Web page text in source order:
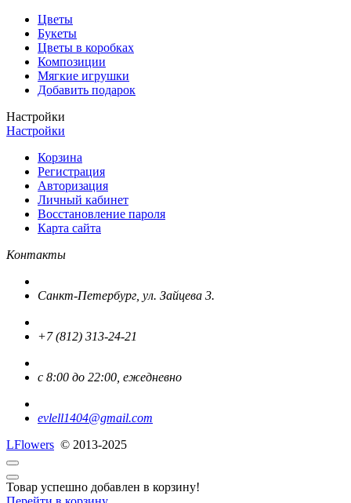
Цветы
Букеты
Цветы в коробках
Композиции
Мягкие игрушки
Добавить подарок
Настройки
Настройки
Корзина
Регистрация
Авторизация
Личный кабинет
Восстановление пароля
Карта сайта
Контакты
Санкт-Петербург, ул. Зайцева 3.
+7 (812) 313-24-21
с 8:00 до 22:00, ежедневно
evlell1404@gmail.com
LFlowers © 2013-2025
Товар успешно добавлен в корзину!